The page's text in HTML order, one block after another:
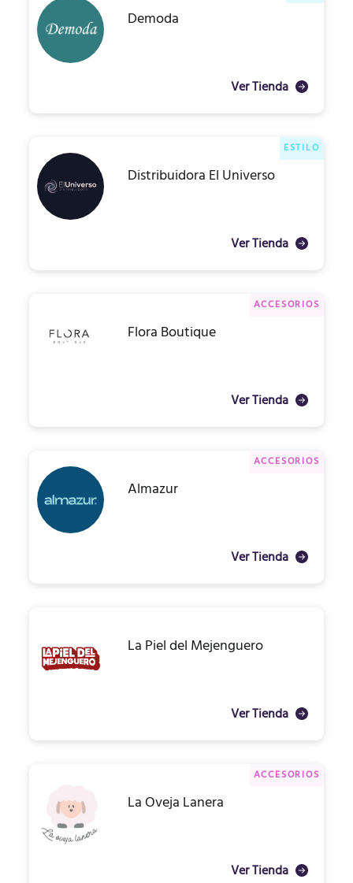
Demoda
Ver Tienda
ESTILO
Distribuidora El Universo
Ver Tienda
ACCESORIOS
Flora Boutique
Ver Tienda
ACCESORIOS
Almazur
Ver Tienda
La Piel del Mejenguero
Ver Tienda
ACCESORIOS
La Oveja Lanera
Ver Tienda